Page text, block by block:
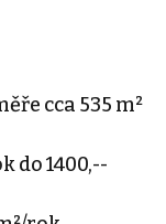
cca 535 m²
do 1400,--